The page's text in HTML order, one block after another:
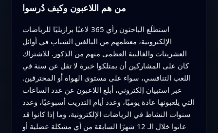
من هم اللاعبون وكيف دُرسوا
استطلَع الباحثون رأي 365 لاعبًا برازيليًا للرياضات
الإلكترونية، معظمهم من البالغين الشباب في أوائل
العشرينات والغالبية العظمى منهم من الذكور. للاشتراك
كان على المشاركين أن يمتلكوا خبرة لا تقل عن سنة في
اللعب التنافسي، سواء على مستوى الهواة أو المحترفين.
عبر استبيان إلكتروني، أبلغ اللاعبون عن عدد الساعات
التي يلعبونها عادة يوميًا، وعدد أيام التدريب أسبوعيًا، وعدد
سنوات النشاط في الرياضات الإلكترونية، وما إذا كانوا قد
عانوا خلال الـ 12 شهرًا السابقة من أي مشكلة عضلية أو